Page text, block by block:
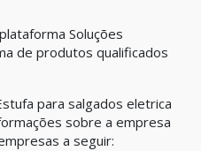
Soluções
de produtos qualificados
para salgados eletrica
sobre a empresa
a seguir: